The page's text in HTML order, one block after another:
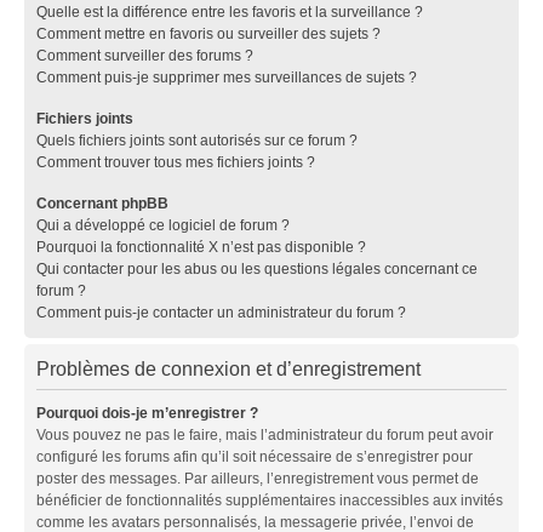
Quelle est la différence entre les favoris et la surveillance ?
Comment mettre en favoris ou surveiller des sujets ?
Comment surveiller des forums ?
Comment puis-je supprimer mes surveillances de sujets ?
Fichiers joints
Quels fichiers joints sont autorisés sur ce forum ?
Comment trouver tous mes fichiers joints ?
Concernant phpBB
Qui a développé ce logiciel de forum ?
Pourquoi la fonctionnalité X n’est pas disponible ?
Qui contacter pour les abus ou les questions légales concernant ce
forum ?
Comment puis-je contacter un administrateur du forum ?
Problèmes de connexion et d’enregistrement
Pourquoi dois-je m’enregistrer ?
Vous pouvez ne pas le faire, mais l’administrateur du forum peut avoir
configuré les forums afin qu’il soit nécessaire de s’enregistrer pour
poster des messages. Par ailleurs, l’enregistrement vous permet de
bénéficier de fonctionnalités supplémentaires inaccessibles aux invités
comme les avatars personnalisés, la messagerie privée, l’envoi de